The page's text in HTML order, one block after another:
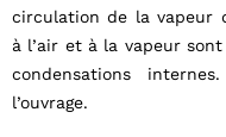
circulation de la vapeur
à l’air et à la vapeur
condensations
l’ouvrage.